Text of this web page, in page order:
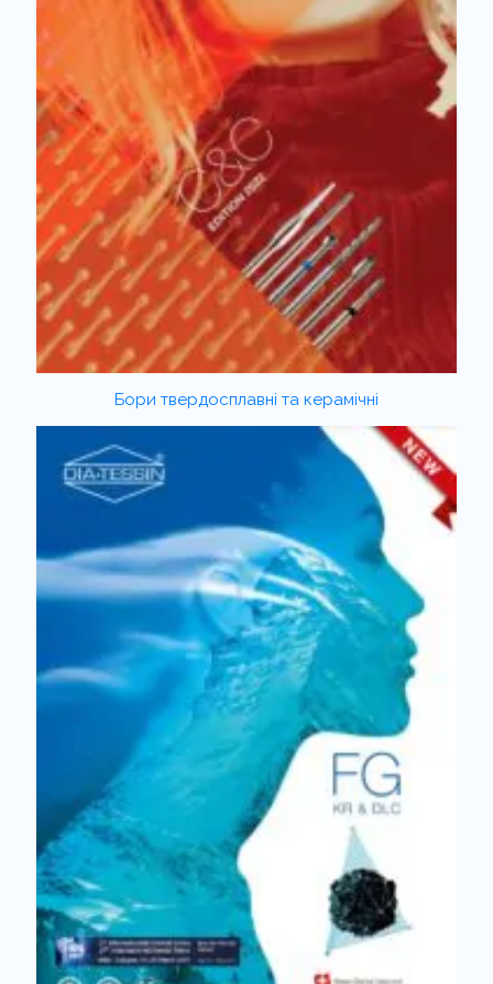
Бори твердосплавні та керамічні